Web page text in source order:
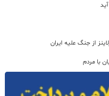
با مردم